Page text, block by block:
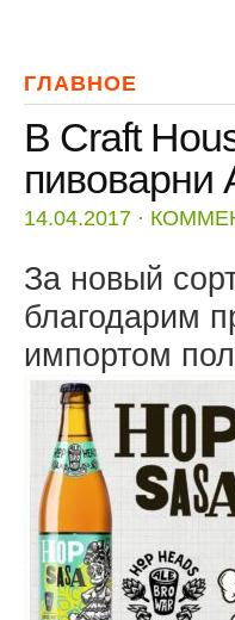
ГЛАВНОЕ
В Craft
пивоварни
14.04.2017 ⋅
За новый
благодарим
импортом